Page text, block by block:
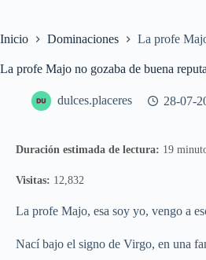
Inicio Dominaciones La profe
La profe Majo no gozaba de buena
dulces.placeres 28-07-
Duración estimada de lectura: 19
Visitas: 12,832
La profe Majo, esa soy yo, vengo a
Nací bajo el signo de Virgo, en una